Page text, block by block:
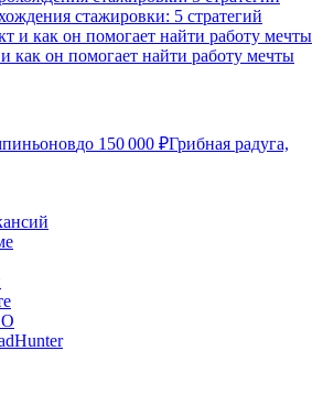
стажировки: 5 стратегий
как он помогает найти работу мечты
до 150 000 ₽Грибная радуга,